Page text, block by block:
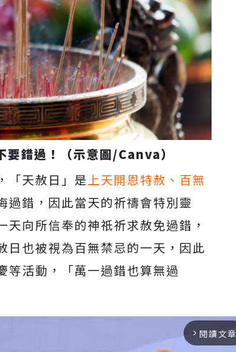
錯過！（示意圖/Canva）
「天赦日」是 上天開恩特赦、百無
過錯，因此當天的祈禱會特別靈
向所信奉的神祇祈求赦免過錯，
日也被視為百無禁忌的一天，因此
等活動，「萬一過錯也算無過
arrow_forward_ios 閱讀文章